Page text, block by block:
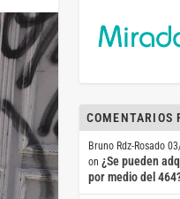
COMENTARIOS
Bruno Rdz-Rosado
on ¿Se pueden
por medio del